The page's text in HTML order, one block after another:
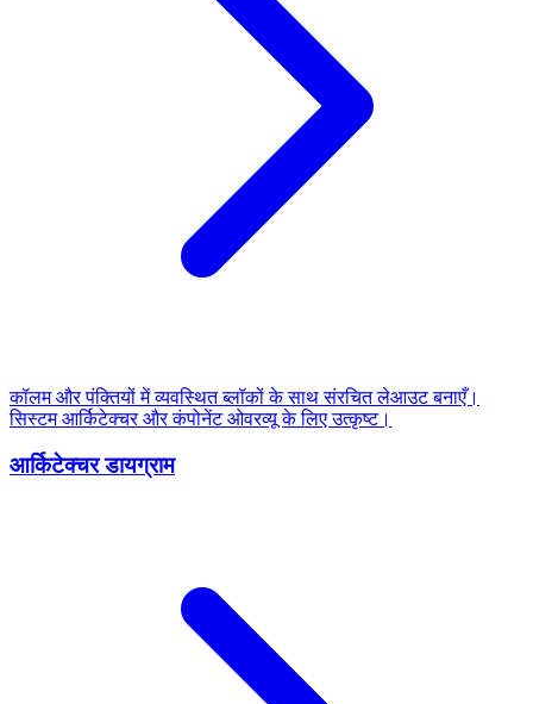
कॉलम और पंक्तियों में व्यवस्थित ब्लॉकों के साथ संरचित लेआउट बनाएँ।
सिस्टम आर्किटेक्चर और कंपोनेंट ओवरव्यू के लिए उत्कृष्ट।
आर्किटेक्चर डायग्राम